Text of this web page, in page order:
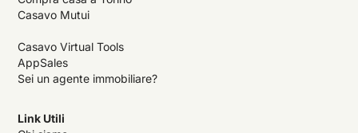
Casavo Mutui
Casavo Virtual Tools
AppSales
Sei un agente immobiliare?
Link Utili